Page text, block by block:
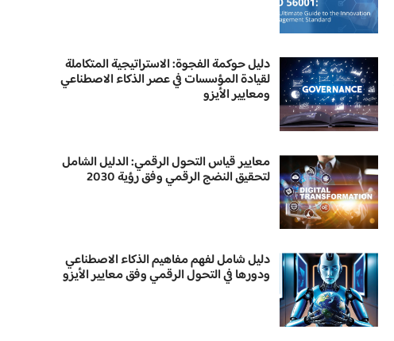
دليل حوكمة الفجوة: الاستراتيجية المتكاملة
لقيادة المؤسسات في عصر الذكاء الاصطناعي
ومعايير الأيزو
معايير قياس التحول الرقمي: الدليل الشامل
لتحقيق النضج الرقمي وفق رؤية 2030
دليل شامل لفهم مفاهيم الذكاء الاصطناعي
ودورها في التحول الرقمي وفق معايير الأيزو